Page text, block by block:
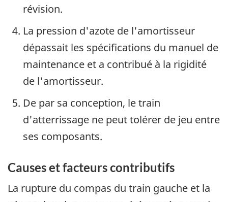
révision.
La pression d'azote de l'amortisseur
dépassait les spécifications du manuel de
maintenance et a contribué à la rigidité
de l'amortisseur.
De par sa conception, le train
d'atterrissage ne peut tolérer de jeu entre
ses composants.
Causes et facteurs contributifs
La rupture du compas du train gauche et la